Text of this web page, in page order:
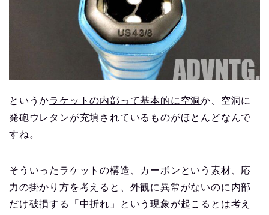
というかラケットの内部って基本的に空洞か、空洞に
発砲ウレタンが充填されているものがほとんどなんで
すね。
そういったラケットの構造、カーボンという素材、応
力の掛かり方を考えると、外観に異常がないのに内部
だけ破損する「中折れ」という現象が起こるとは考え